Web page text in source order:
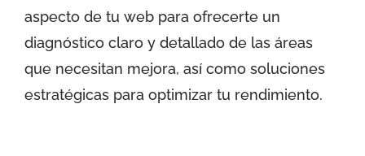
aspecto de tu web para ofrecerte un
diagnóstico claro y detallado de las áreas
que necesitan mejora, así como soluciones
estratégicas para optimizar tu rendimiento.